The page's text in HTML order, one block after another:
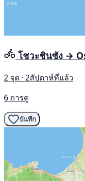
โชวะชินซัง →
2 จุด · 2สัปดาห์ที่แล้ว
6 การดู
บันทึก